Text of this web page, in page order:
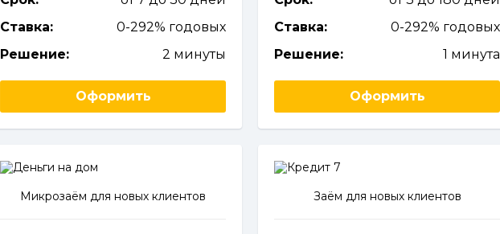
Ставка:
0-292% годовых
Решение:
2 минуты
Оформить
Ставка:
0-292% годовых
Решение:
1 минута
Оформить
Микрозаём для новых клиентов Заём для новых клиентов